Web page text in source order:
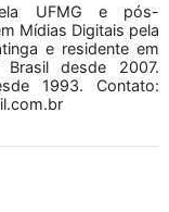
UFMG e pós-
Mídias Digitais pela
e residente em
desde 2007.
1993. Contato: